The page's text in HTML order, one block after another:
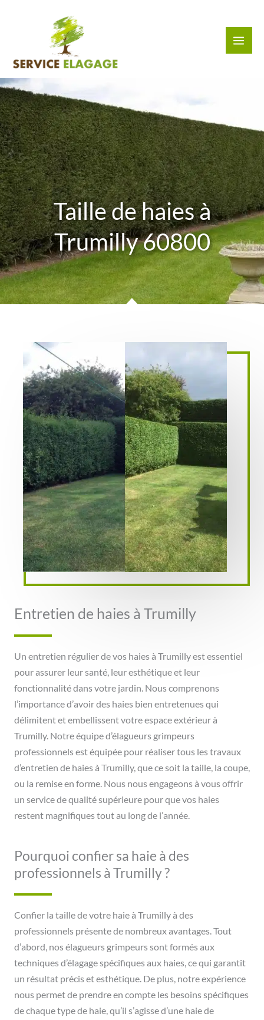
Taille de haies à
Trumilly 60800
Entretien de haies à Trumilly
Un entretien régulier de vos haies à Trumilly est essentiel
pour assurer leur santé, leur esthétique et leur
fonctionnalité dans votre jardin. Nous comprenons
l’importance d’avoir des haies bien entretenues qui
délimitent et embellissent votre espace extérieur à
Trumilly. Notre équipe d’élagueurs grimpeurs
professionnels est équipée pour réaliser tous les travaux
d’entretien de haies à Trumilly, que ce soit la taille, la coupe,
ou la remise en forme. Nous nous engageons à vous offrir
un service de qualité supérieure pour que vos haies
restent magnifiques tout au long de l’année.
Pourquoi confier sa haie à des
professionnels à Trumilly ?
Confier la taille de votre haie à Trumilly à des
professionnels présente de nombreux avantages. Tout
d’abord, nos élagueurs grimpeurs sont formés aux
techniques d’élagage spécifiques aux haies, ce qui garantit
un résultat précis et esthétique. De plus, notre expérience
nous permet de prendre en compte les besoins spécifiques
de chaque type de haie, qu’il s’agisse d’une haie de